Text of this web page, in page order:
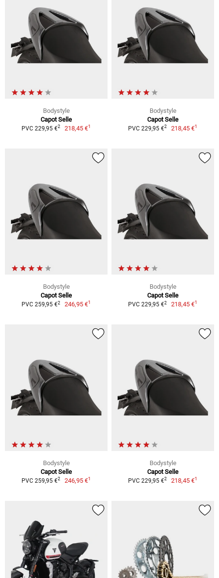
Bodystyle
Capot Selle
PVC 229,95 €2 218,45 €1
Bodystyle
Capot Selle
PVC 229,95 €2 218,45 €1
Bodystyle
Capot Selle
PVC 259,95 €2 246,95 €1
Bodystyle
Capot Selle
PVC 229,95 €2 218,45 €1
Bodystyle
Capot Selle
PVC 259,95 €2 246,95 €1
Bodystyle
Capot Selle
PVC 229,95 €2 218,45 €1